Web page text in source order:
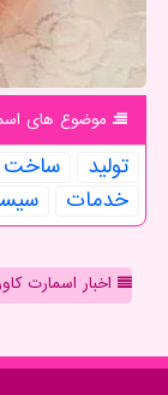
موضوع های
تولید ساخت
خدمات
اخبار اسمارت